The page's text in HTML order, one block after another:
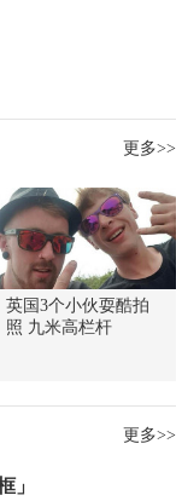
更多>>
英国3个小伙耍酷拍
照 九米高栏杆
更多>>
」